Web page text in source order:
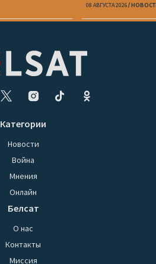
08 АВГУСТА 2026
Категории
Новости
Война
Мнения
Онлайн
Белсат
О нас
Контакты
Миссия